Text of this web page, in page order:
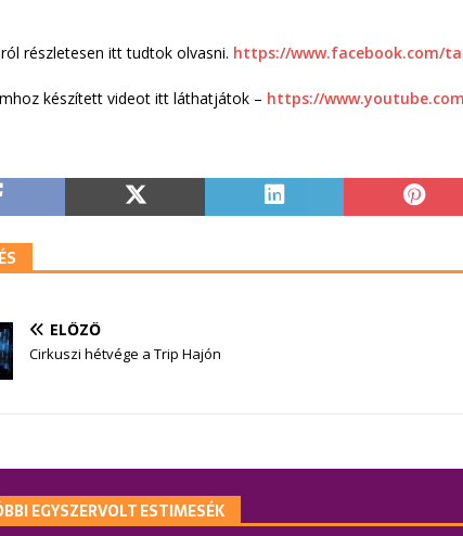
részletesen itt tudtok olvasni. https://www.facebook.com/
készített videot itt láthatjátok – https://
ELŐZŐ
Cirkuszi hétvége a Trip Hajón
EGYSZERVOLT ESTIMESÉK